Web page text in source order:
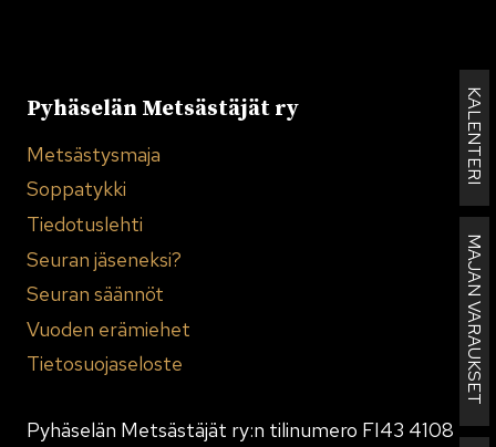
KALENTERI
MAJAN VARAUKSET
Pyhäselän Metsästäjät ry
Metsästysmaja
Soppatykki
Tiedotuslehti
Seuran jäseneksi?
Seuran säännöt
Vuoden erämiehet
Tietosuojaseloste
Pyhäselän Metsästäjät ry:n tilinumero FI43 4108